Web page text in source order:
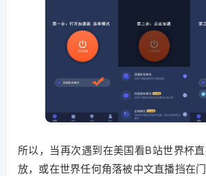
所以，当再次遇到在美国看B站世界杯
放，或在世界任何角落被中文直播挡在